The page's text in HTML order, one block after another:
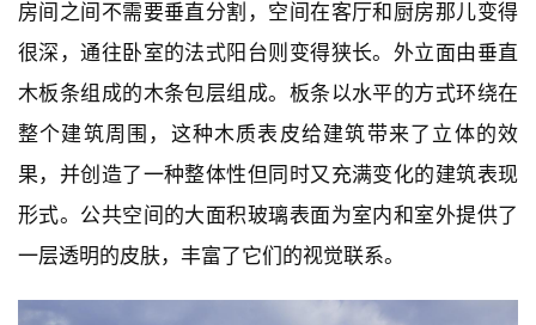
房间之间不需要垂直分割，空间在客厅和厨房那儿变得
很深，通往卧室的法式阳台则变得狭长。外立面由垂直
木板条组成的木条包层组成。板条以水平的方式环绕在
整个建筑周围，这种木质表皮给建筑带来了立体的效
果，并创造了一种整体性但同时又充满变化的建筑表现
形式。公共空间的大面积玻璃表面为室内和室外提供了
一层透明的皮肤，丰富了它们的视觉联系。